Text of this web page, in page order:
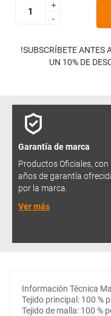
+
-
+
-
!SUBSCRÍBETE ANTES
UN 10% DE
Garantía de marca
Productos Oficiales, con
años de garantía
por la marca.
Ver más
Información Técnica
Tejido principal: 100 %
Tejido de malla: 100 %